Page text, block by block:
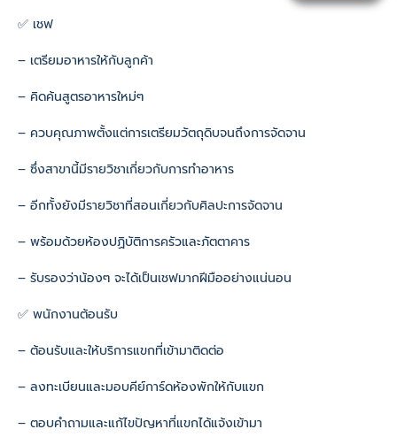
✅ เชฟ
– เตรียมอาหารให้กับลูกค้า
– คิดค้นสูตรอาหารใหม่ๆ
– ควบคุณภาพตั้งแต่การเตรียมวัตถุดิบจนถึงการจัดจาน
– ซึ่งสาขานี้มีรายวิชาเกี่ยวกับการทำอาหาร
– อีกทั้งยังมีรายวิชาที่สอนเกี่ยวกับศิลปะการจัดจาน
– พร้อมด้วยห้องปฏิบัติการครัวและภัตตาคาร
– รับรองว่าน้องๆ จะได้เป็นเชฟมากฝีมืออย่างแน่นอน
✅ พนักงานต้อนรับ
– ต้อนรับและให้บริการแขกที่เข้ามาติดต่อ
– ลงทะเบียนและมอบคีย์การ์ดห้องพักให้กับแขก
– ตอบคำถามและแก้ไขปัญหาที่แขกได้แจ้งเข้ามา